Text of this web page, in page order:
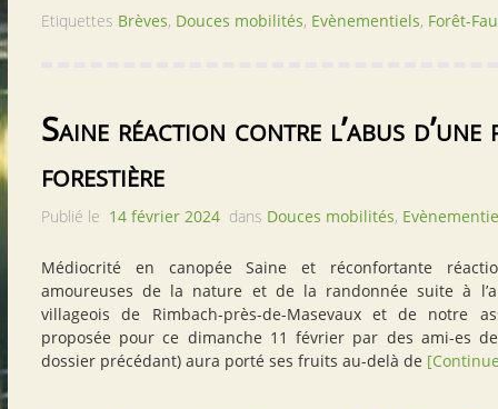
Etiquettes Brèves, Douces mobilités, Evènementiels, Forêt-
Saine réaction contre l’abus
forestière
Publié le 14 février 2024 dans Douces mobilités,
Médiocrité en canopée Saine et réconfortante
amoureuses de la nature et de la randonnée suite à
villageois de Rimbach-près-de-Masevaux et de notre
proposée pour ce dimanche 11 février par des ami-es
dossier précédant) aura porté ses fruits au-delà de